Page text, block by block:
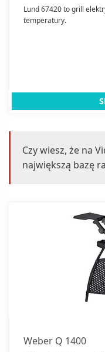
Lund 67420 to grill
temperatury.
Czy wiesz, że na
największą bazę
Weber Q 1400